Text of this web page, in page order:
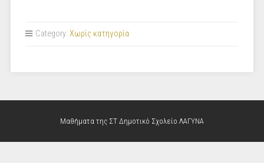
Category: Χωρίς κατηγορία
Μαθήματα της ΣΤ Δημοτικό Σχολείο ΛΑΓΥΝΑ